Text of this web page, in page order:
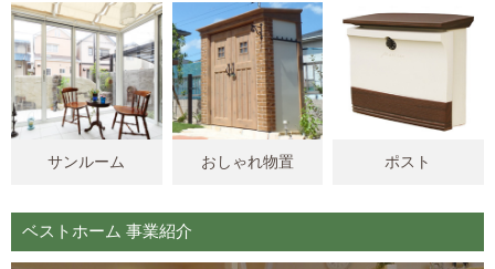
サンルーム おしゃれ物置 ポスト
ベストホーム 事業紹介